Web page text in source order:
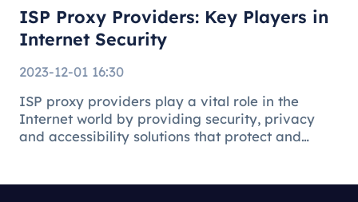
ISP Proxy Providers: Key Players in
Internet Security
2023-12-01 16:30
ISP proxy providers play a vital role in the
Internet world by providing security, privacy
and accessibility solutions that protect and